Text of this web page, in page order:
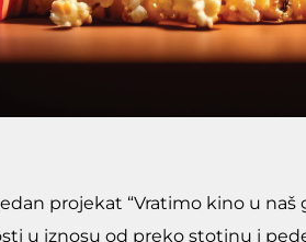
projekat “Vratimo kino u
u iznosu od preko stotinu i